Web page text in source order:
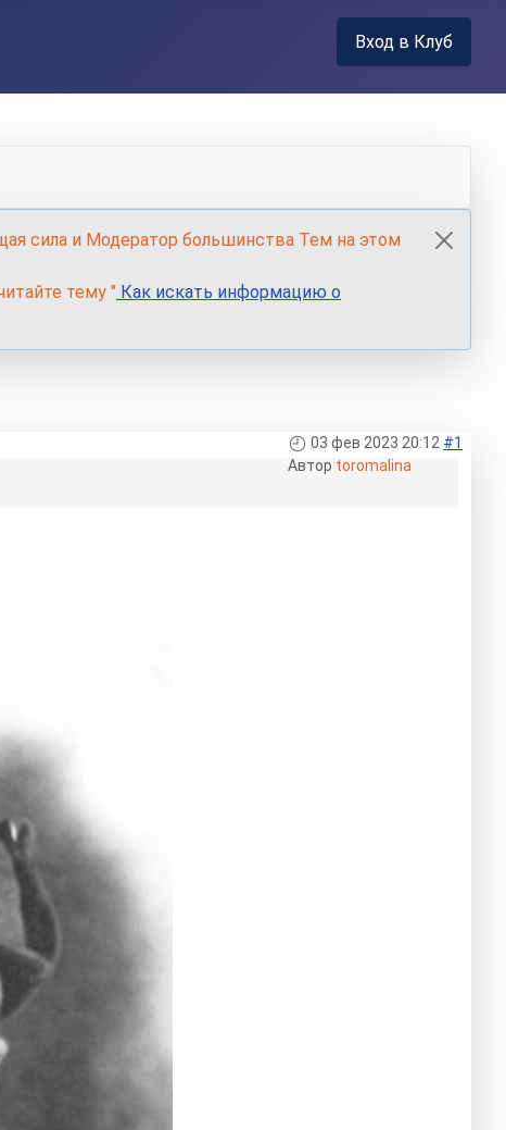
Вход в Клуб
сила и Модератор большинства Тем на этом
тему " Как искать информацию о
03 фев 2023 20:12 #1
Автор toromalina